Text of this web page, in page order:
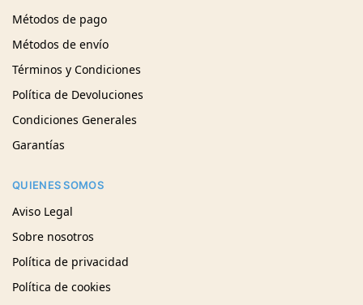
Métodos de pago
Métodos de envío
Términos y Condiciones
Política de Devoluciones
Condiciones Generales
Garantías
QUIENES SOMOS
Aviso Legal
Sobre nosotros
Política de privacidad
Política de cookies